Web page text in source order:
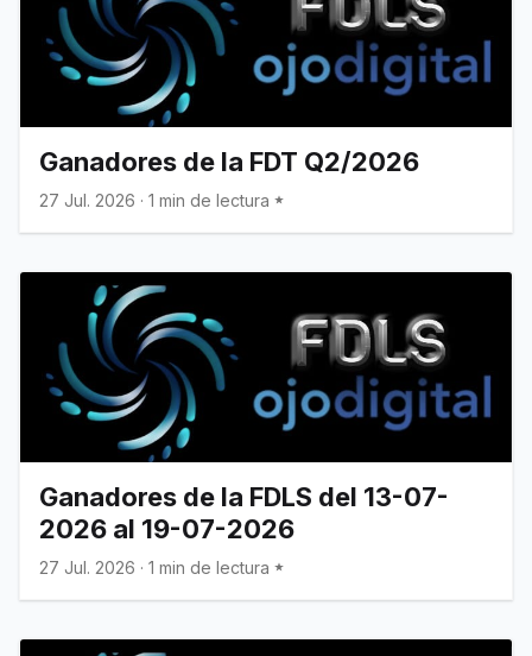
Ganadores de la FDT Q2/2026
27 Jul. 2026 · 1 min de lectura
Ganadores de la FDLS del 13-07-
2026 al 19-07-2026
27 Jul. 2026 · 1 min de lectura